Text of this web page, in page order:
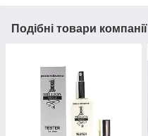
Подібні товари компанії